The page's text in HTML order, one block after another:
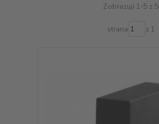
Zobrazuji 1-5 z 5
strana z 1